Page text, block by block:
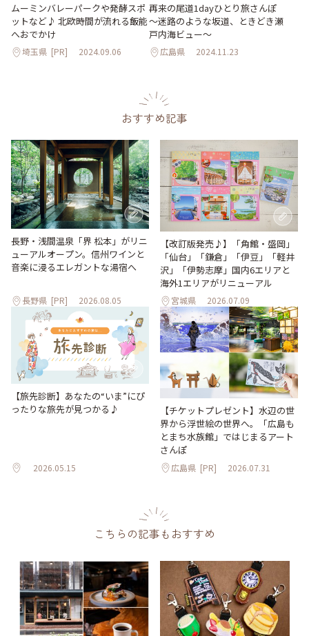
ムーミンバレーパークや発酵スポ
ットなど♪ 北欧時間が流れる飯能
へおでかけ
埼玉県 [PR] 2024.09.06
再来の尾道1dayひとり旅さんぽ
～迷路のような坂道、ときどき瀬
戸内海ビュー～
広島県 2024.11.23
おすすめ記事
長野・浅間温泉「界 松本」がリニ
ューアルオープン。信州ワインと
音楽に浸るエレガントな湯宿へ
長野県 [PR] 2026.08.05
【改訂版発売♪】「角館・盛岡」
「仙台」「鎌倉」「伊豆」「軽井
沢」「伊勢志摩」国内6エリアと
海外1エリアがリニューアル
宮城県 2026.07.09
【旅先診断】あなたの“いま”にぴ
ったりな旅先が見つかる♪
2026.05.15
【チケットプレゼント】水辺の世
界から浮世絵の世界へ。「広島も
とまち水族館」ではじまるアート
さんぽ
広島県 [PR] 2026.07.31
こちらの記事もおすすめ